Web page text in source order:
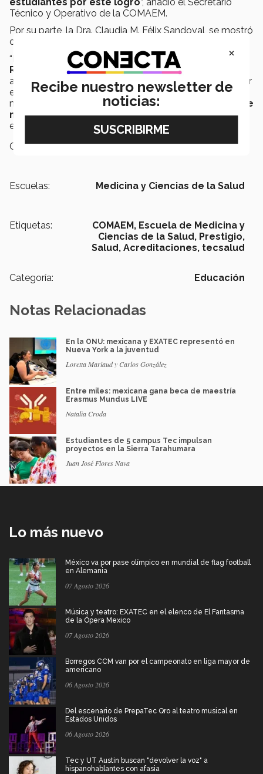
Técnico y Operativo de la COMAEM.
Por su parte, la Dra. Claudia M. Félix Sandoval, se mostró
orgullosa ante esta acreditación.
“La
Escuela de Medicina y Ciencias de la Salud en
Región Occidentees hoy una de las 93 escuelas
acreditadas de las 170 existentes en nuestro país, es por
eso que hoy me siento muy feliz de constatar una vez
más, que en el
Tec de Monterrey damos lo mejor de
nosotros mismos, comprometiéndonos con la
excelencia”, concluyó.
Campus:
Guadalajara
Escuelas: Medicina y Ciencias de la Salud
Etiquetas:
COMAEM, Escuela de Medicina y
Ciencias de la Salud, Prestigio,
Salud, Acreditaciones, tecsalud
Categoría: Educación
Notas Relacionadas
En la ONU: mexicana y EXATEC representó en
Nueva York a la juventud
Loretta Mariaud y Carlos González
Entre miles: mexicana gana beca de maestría
Erasmus Mundus LIVE
Natalia Croda
Estudiantes de 5 campus Tec impulsan
proyectos en la Sierra Tarahumara
Juan José Flores Nava
Lo más nuevo
México va por pase olímpico en mundial de flag football
en Alemania
07 Agosto 2026
Música y teatro: EXATEC en el elenco de El Fantasma
de la Ópera Mexico
07 Agosto 2026
Borregos CCM van por el campeonato en liga mayor de
americano
06 Agosto 2026
Del escenario de PrepaTec Qro al teatro musical en
Estados Unidos
06 Agosto 2026
Tec y UT Austin buscan "devolver la voz" a
hispanohablantes con afasia
×
Recibe nuestro newsletter de
noticias: